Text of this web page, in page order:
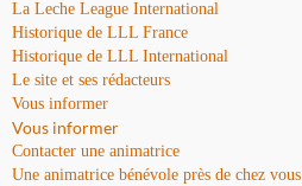
La Leche League International
Historique de LLL France
Historique de LLL International
Le site et ses rédacteurs
Vous informer
Vous informer
Contacter une animatrice
Une animatrice bénévole près de chez vous